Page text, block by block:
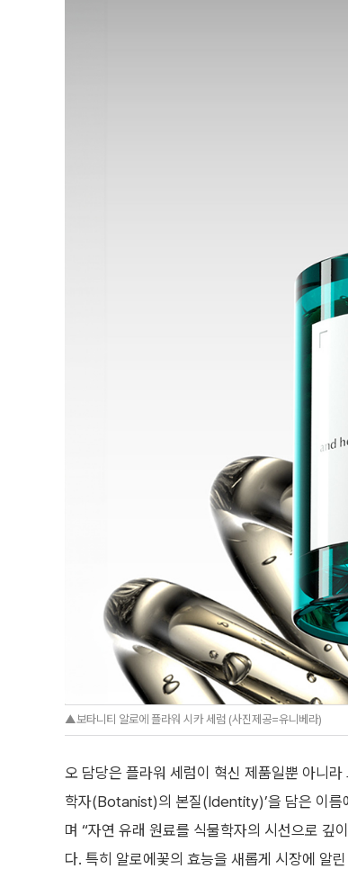
▲보타니티 알로에 플라워 시카 세럼 (사진제공=유니베라)
오 담당은 플라워 세럼이 혁신 제품일뿐 아니
학자(Botanist)의 본질(Identity)’을 담은 이름
며 “자연 유래 원료를 식물학자의 시선으로 깊
다. 특히 알로에꽃의 효능을 새롭게 시장에 알